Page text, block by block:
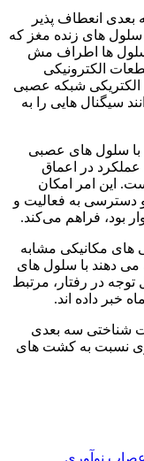
انعطاف پذیر
های زنده مغز که
سلول ها اطراف مش
الکترونیکی
الکتریکی شبکه عصبی
سیگنال هایی را به
با سلول های عصبی
در اعماق
این امر امکان
دسترسی به فعالیت و
بود، فراهم می‌کند.
های مکانیکی مشابه
می دهند با سلول های
توجه در رفتار، مرتبط
خبر داده اند.
شناختی سه بعدی
نسبت به کشت های
نوآوری